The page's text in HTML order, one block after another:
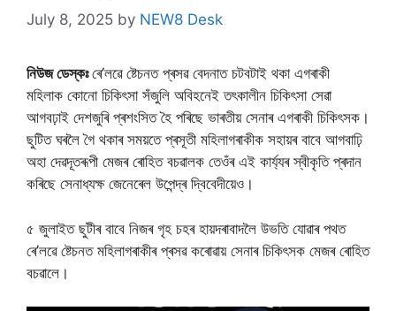
July 8, 2025 by NEW8 Desk
নিউজ ডেস্কঃৰে’লৱে ষ্টেচনত প্ৰসৱ বেদনাত চটবটাই থকা এগৰাকী
মহিলাক কোনো চিকিৎসা সঁজুলি অবিহনেই তৎকালীন চিকিৎসা সেৱা
আগবঢ়াই দেশজুৰি প্ৰশংসিত হৈ পৰিছে ভাৰতীয় সেনাৰ এগৰাকী চিকিৎসক।
ছুটিত ঘৰলৈ গৈ থকাৰ সময়তে প্ৰসূতী মহিলাগৰাকীক সহায়ৰ বাবে আগবাঢ়ি
অহা দেৱদূতৰূপী মেজৰ ৰোহিত বচৱালক তেওঁৰ এই কাৰ্য্যৰ স্বীকৃতি প্ৰদান
কৰিছে সেনাধ্যক্ষ জেনেৰেল উপেন্দ্ৰ দ্বিবেদীয়েও।
৫ জুলাইত ছুটীৰ বাবে নিজৰ গৃহ চহৰ হায়দৰাবাদলৈ উভতি যোৱাৰ পথত
ৰে’লৱে ষ্টেচনত মহিলাগৰাকীৰ প্ৰসৱ কৰোৱায় সেনাৰ চিকিৎসক মেজৰ ৰোহিত
বচৱালে।